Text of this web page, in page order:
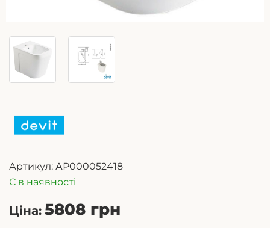
Артикул: АР000052418
Є в наявності
Ціна: 5808 грн